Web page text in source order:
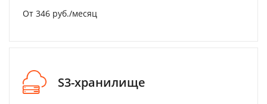
От 346 руб./месяц
S3-хранилище